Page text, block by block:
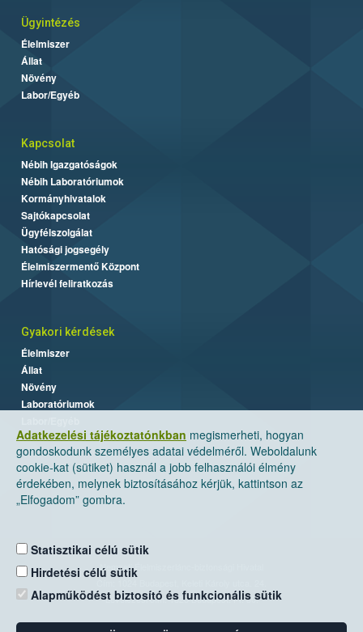
Adatkezelési tájékoztatónkban megismerheti, hogyan
gondoskodunk személyes adatai védelméről. Weboldalunk
cookie-kat (sütiket) használ a jobb felhasználói élmény
érdekében, melynek biztosításához kérjük, kattintson az
„Elfogadom” gombra.
Statisztikai célú sütik
Hirdetési célú sütik
Alapműködést biztosító és funkcionális sütik
Ügyintézés
Élelmiszer
Állat
Növény
Labor/Egyéb
Kapcsolat
Nébih Igazgatóságok
Nébih Laboratóriumok
Kormányhivatalok
Sajtókapcsolat
Ügyfélszolgálat
Hatósági jogsegély
Élelmiszermentő Központ
Hírlevél feliratkozás
Gyakori kérdések
Élelmiszer
Állat
Növény
Laboratóriumok
Nemzeti Élelmiszerlánc-biztonsági Hivatal
Levelezési cím: 1525 Budapest. Pf. 30.